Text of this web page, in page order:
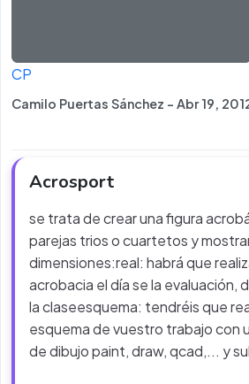
CP
Camilo Puertas Sánchez - Abr 19,
Acrosport
se trata de crear una figura
parejas trios o cuartetos y
dimensiones:real: habrá que
acrobacia el día se la evaluación,
la claseesquema: tendréis que
esquema de vuestro trabajo con
de dibujo paint, draw, qcad,... y